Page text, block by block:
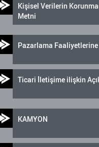
Kişisel Verilerin
Metni
Pazarlama Faaliyetlerine
Ticari İletişime ilişkin
KAMYON